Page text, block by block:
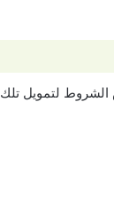
الشروط لتمويل تلك